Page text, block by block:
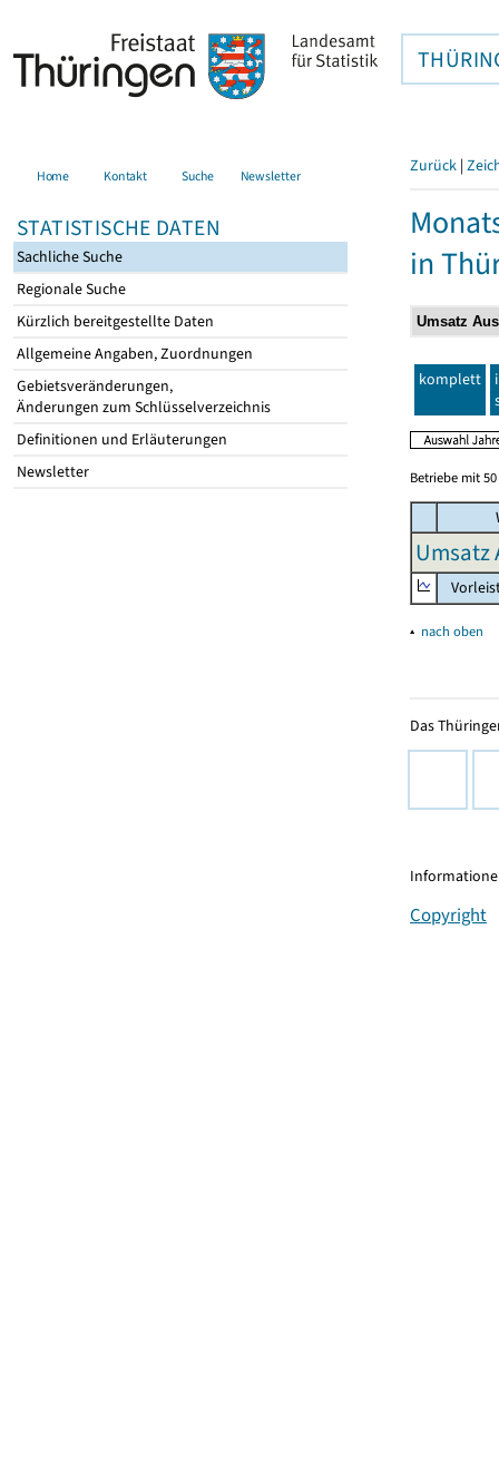
Home Kontakt Suche Newsletter
STATISTISCHE DATEN
Sachliche Suche
Regionale Suche
Kürzlich bereitgestellte Daten
Allgemeine Angaben, Zuordnungen
Gebietsveränderungen,
Änderungen zum Schlüsselverzeichnis
Definitionen und Erläuterungen
Newsletter
Zurück |
in
komplett
Betriebe mit
Umsatz
▴ nach oben
Das
Copyright